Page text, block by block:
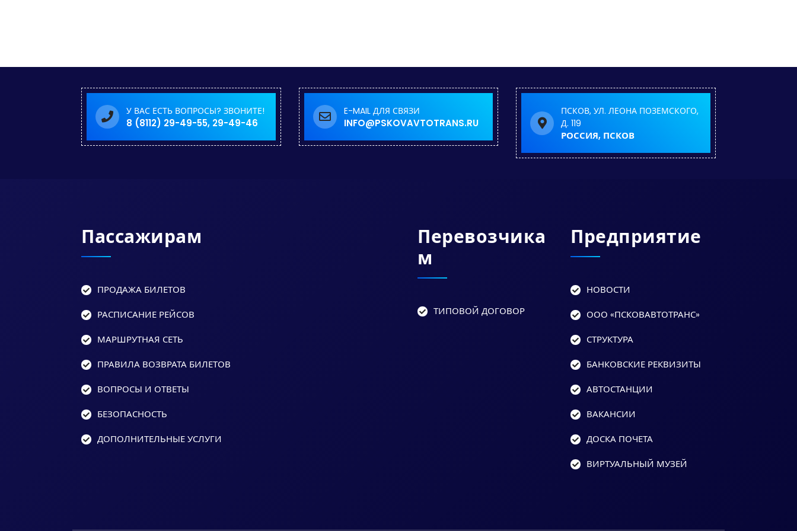
У ВАС ЕСТЬ ВОПРОСЫ? ЗВОНИТЕ!
8 (8112) 29-49-55, 29-49-46
E-MAIL ДЛЯ СВЯЗИ
INFO@PSKOVAVTOTRANS.RU
ПСКОВ, УЛ. ЛЕОНА ПОЗЕМСКОГО,
Д. 119
РОССИЯ, ПСКОВ
Пассажирам
ПРОДАЖА БИЛЕТОВ
РАСПИСАНИЕ РЕЙСОВ
МАРШРУТНАЯ СЕТЬ
ПРАВИЛА ВОЗВРАТА БИЛЕТОВ
ВОПРОСЫ И ОТВЕТЫ
БЕЗОПАСНОСТЬ
ДОПОЛНИТЕЛЬНЫЕ УСЛУГИ
Перевозчика
М
ТИПОВОЙ ДОГОВОР
Предприятие
НОВОСТИ
ООО «ПСКОВАВТОТРАНС»
СТРУКТУРА
БАНКОВСКИЕ РЕКВИЗИТЫ
АВТОСТАНЦИИ
ВАКАНСИИ
ДОСКА ПОЧЕТА
ВИРТУАЛЬНЫЙ МУЗЕЙ